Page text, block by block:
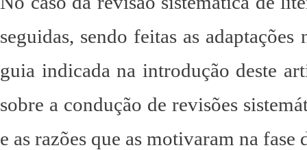
seguidas, sendo feitas as
guia indicada na introdução deste
sobre a condução de revisões
e as razões que as motivaram na fase